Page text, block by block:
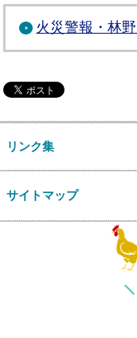
火災警報・林
リンク集
サイトマップ